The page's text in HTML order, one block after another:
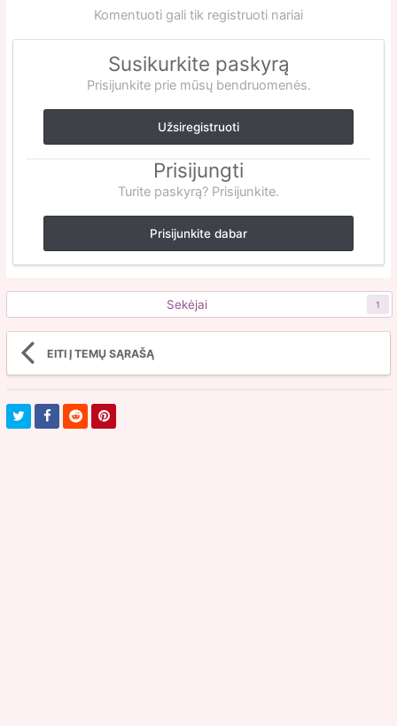
Komentuoti gali tik registruoti nariai
Susikurkite paskyrą
Prisijunkite prie mūsų bendruomenės.
Užsiregistruoti
Prisijungti
Turite paskyrą? Prisijunkite.
Prisijunkite dabar
Sekėjai 1
EITI Į TEMŲ SĄRAŠĄ